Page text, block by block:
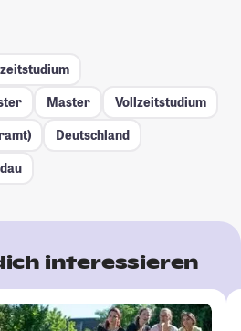
Master
Vollzeitstudium
Deutschland
interessieren